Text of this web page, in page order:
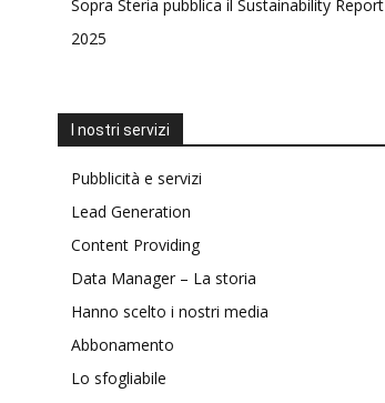
Sopra Steria pubblica il Sustainability Report
2025
I nostri servizi
Pubblicità e servizi
Lead Generation
Content Providing
Data Manager – La storia
Hanno scelto i nostri media
Abbonamento
Lo sfogliabile